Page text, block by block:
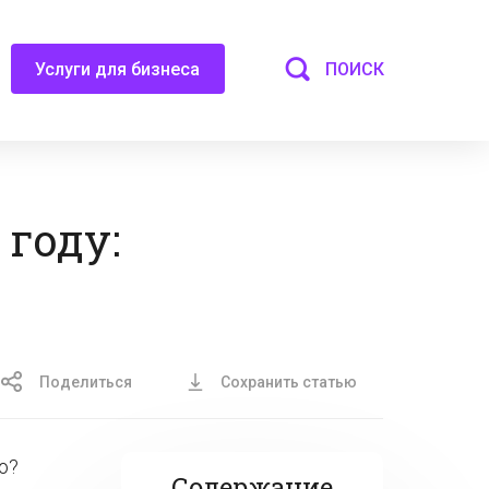
Услуги для бизнеса ПОИСК
Поделиться Сохранить статью